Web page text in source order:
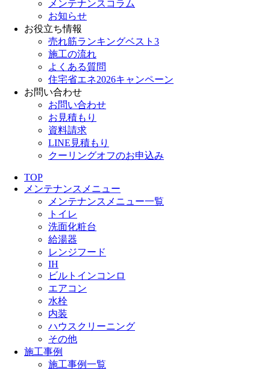
メンテナンスコラム
お知らせ
お役立ち情報
売れ筋ランキングベスト3
施工の流れ
よくある質問
住宅省エネ2026キャンペーン
お問い合わせ
お問い合わせ
お見積もり
資料請求
LINE見積もり
クーリングオフのお申込み
TOP
メンテナンスメニュー
メンテナンスメニュー一覧
トイレ
洗面化粧台
給湯器
レンジフード
IH
ビルトインコンロ
エアコン
水栓
内装
ハウスクリーニング
その他
施工事例
施工事例一覧